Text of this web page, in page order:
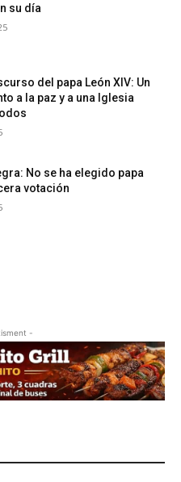
su día
del papa León XIV: Un
a la paz y a una Iglesia
No se ha elegido papa
votación
-